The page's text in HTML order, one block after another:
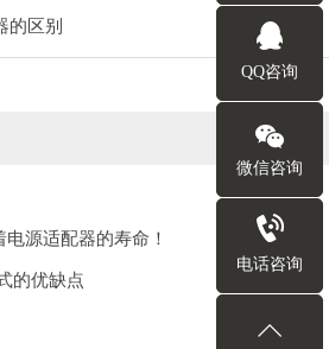
的区别
源适配器的寿命！
的优缺点
QQ咨询
微信咨询
电话咨询